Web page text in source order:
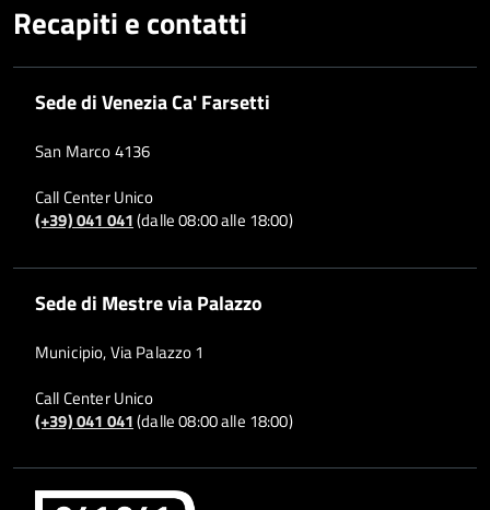
Recapiti e contatti
Sede di Venezia Ca' Farsetti
San Marco 4136
Call Center Unico
(+39) 041 041(dalle 08:00 alle 18:00)
Sede di Mestre via Palazzo
Municipio, Via Palazzo 1
Call Center Unico
(+39) 041 041(dalle 08:00 alle 18:00)